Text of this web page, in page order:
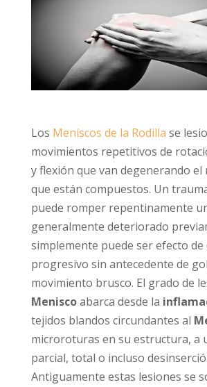
Los Meniscos de la Rodilla se
movimientos repetitivos de
y flexión que van degenerando el
que están compuestos. Un
puede romper repentinamente
generalmente deteriorado
simplemente puede ser efecto de
progresivo sin antecedente de
movimiento brusco. El grado de
Meniscoabarca desde la
tejidos blandos circundantes al
microroturas en su estructura, a
parcial, total o incluso
Antiguamente estas lesiones se